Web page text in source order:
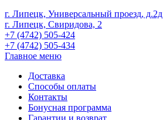
г. Липецк, Универсальный проезд, д.2д
г. Липецк, Свиридова, 2
+7 (4742) 505-424
+7 (4742) 505-434
Главное меню
Доставка
Способы оплаты
Контакты
Бонусная программа